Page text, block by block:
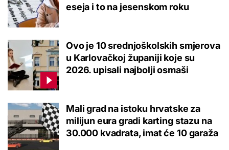
eseja i to na jesenskom roku
Ovo je 10 srednjoškolskih smjerova
u Karlovačkoj županiji koje su
2026. upisali najbolji osmaši
Mali grad na istoku hrvatske za
milijun eura gradi karting stazu na
30.000 kvadrata, imat će 10 garaža